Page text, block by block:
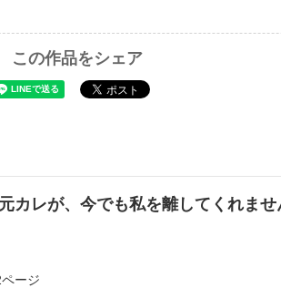
この作品をシェア
カレが、今でも私を離してくれま
ージ